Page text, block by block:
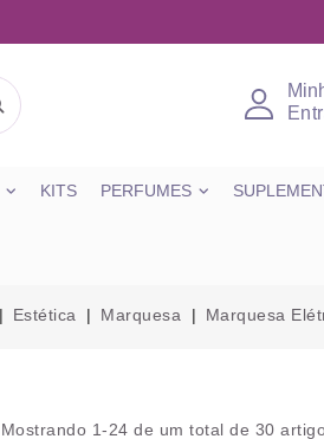
KITS PERFUMES
Estética Marquesa Marquesa
Mostrando 1-24 de um total de 30